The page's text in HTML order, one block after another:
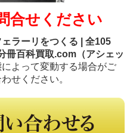
合せください
ェラーリをつくる | 全105
冊百科買取.com（アシェッ
よって変動する場合がご
せください。